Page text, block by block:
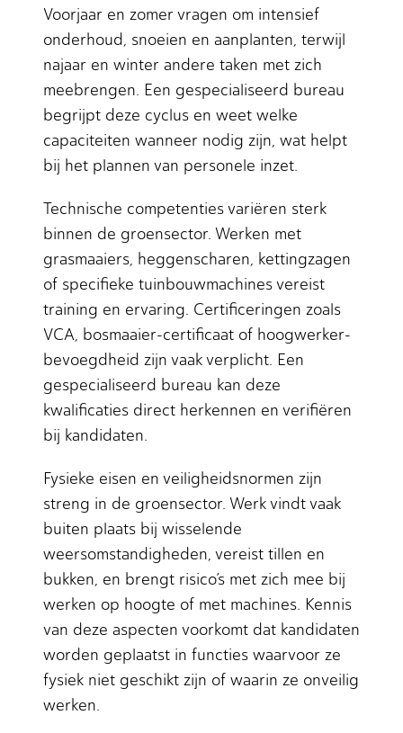
Voorjaar en zomer vragen om intensief
onderhoud, snoeien en aanplanten, terwijl
najaar en winter andere taken met zich
meebrengen. Een gespecialiseerd bureau
begrijpt deze cyclus en weet welke
capaciteiten wanneer nodig zijn, wat helpt
bij het plannen van personele inzet.
Technische competenties variëren sterk
binnen de groensector. Werken met
grasmaaiers, heggenscharen, kettingzagen
of specifieke tuinbouwmachines vereist
training en ervaring. Certificeringen zoals
VCA, bosmaaier-certificaat of hoogwerker-
bevoegdheid zijn vaak verplicht. Een
gespecialiseerd bureau kan deze
kwalificaties direct herkennen en verifiëren
bij kandidaten.
Fysieke eisen en veiligheidsnormen zijn
streng in de groensector. Werk vindt vaak
buiten plaats bij wisselende
weersomstandigheden, vereist tillen en
bukken, en brengt risico’s met zich mee bij
werken op hoogte of met machines. Kennis
van deze aspecten voorkomt dat kandidaten
worden geplaatst in functies waarvoor ze
fysiek niet geschikt zijn of waarin ze onveilig
werken.